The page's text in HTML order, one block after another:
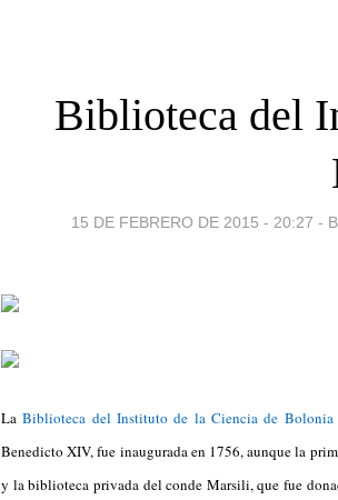
Biblioteca del
15 DE FEBRERO DE 2015 - 20:27 -
LaBiblioteca del Instituto de la Ciencia de Bolonia
Benedicto XIV, fue inaugurada en 1756, aunque la
y la biblioteca privada del conde Marsili, que fue